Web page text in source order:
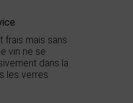
frais mais sans
vin ne se
dans la
les verres